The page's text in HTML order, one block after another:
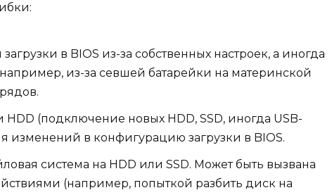
в BIOS из-за собственных настроек, а иногда
например, из-за севшей батарейки на материнской
(подключение новых HDD, SSD, иногда USB-
изменений в конфигурацию загрузки в BIOS.
система на HDD или SSD. Может быть вызвана
(например, попыткой разбить диск на